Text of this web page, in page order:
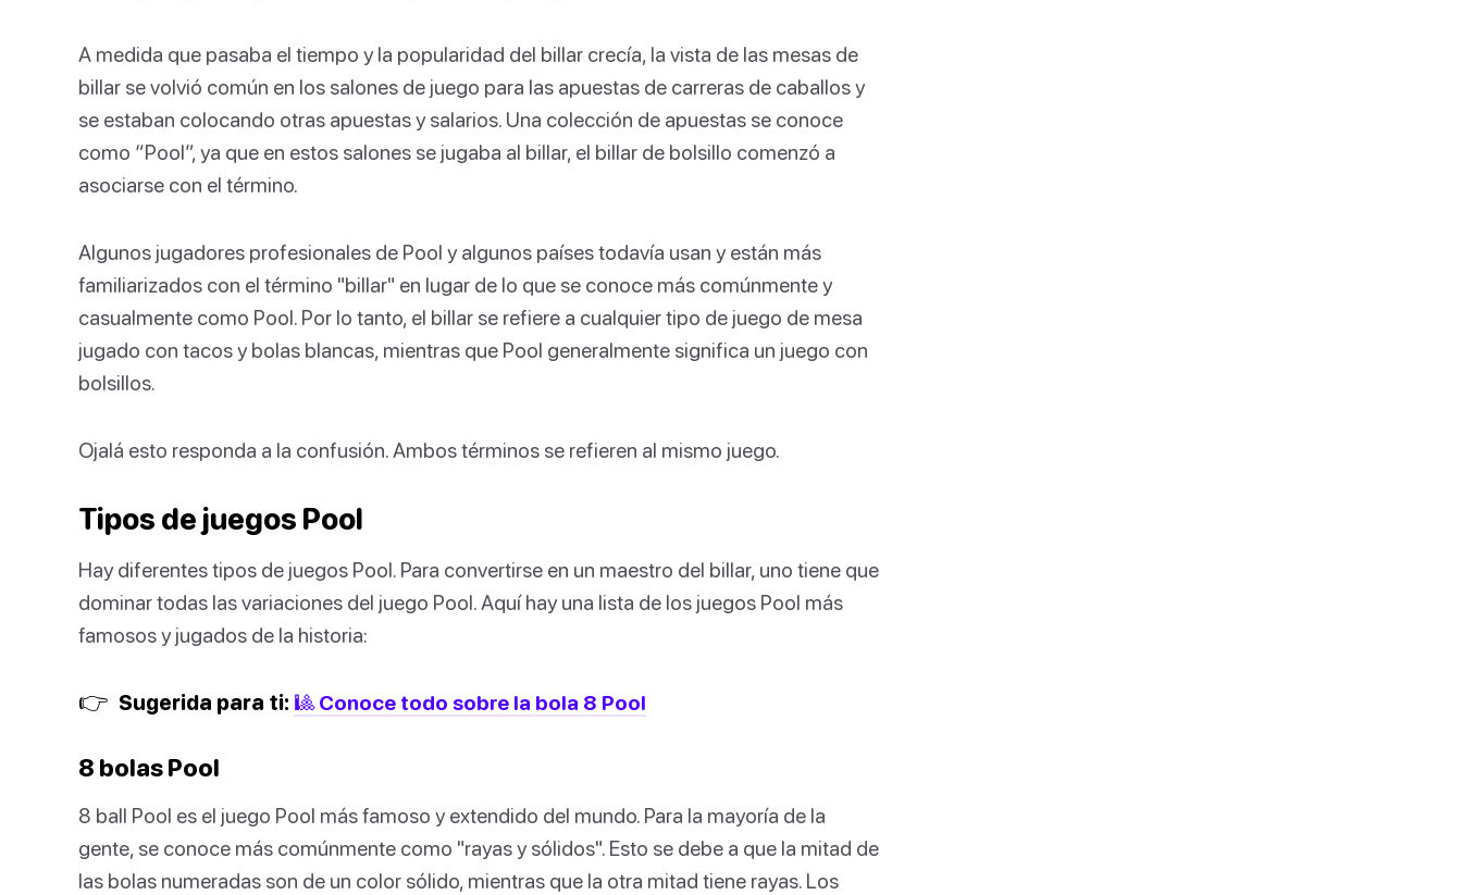
A medida que pasaba el tiempo y la popularidad del billar crecía, la vista de las mesas de
billar se volvió común en los salones de juego para las apuestas de carreras de caballos y
se estaban colocando otras apuestas y salarios. Una colección de apuestas se conoce
como “Pool”, ya que en estos salones se jugaba al billar, el billar de bolsillo comenzó a
asociarse con el término.
Algunos jugadores profesionales de Pool y algunos países todavía usan y están más
familiarizados con el término "billar" en lugar de lo que se conoce más comúnmente y
casualmente como Pool. Por lo tanto, el billar se refiere a cualquier tipo de juego de mesa
jugado con tacos y bolas blancas, mientras que Pool generalmente significa un juego con
bolsillos.
Ojalá esto responda a la confusión. Ambos términos se refieren al mismo juego.
Tipos de juegos Pool
Hay diferentes tipos de juegos Pool. Para convertirse en un maestro del billar, uno tiene que
dominar todas las variaciones del juego Pool. Aquí hay una lista de los juegos Pool más
famosos y jugados de la historia:
👉 Sugerida para ti: 🎱 Conoce todo sobre la bola 8 Pool
8 bolas Pool
8 ball Pool es el juego Pool más famoso y extendido del mundo. Para la mayoría de la
gente, se conoce más comúnmente como "rayas y sólidos". Esto se debe a que la mitad de
las bolas numeradas son de un color sólido, mientras que la otra mitad tiene rayas. Los